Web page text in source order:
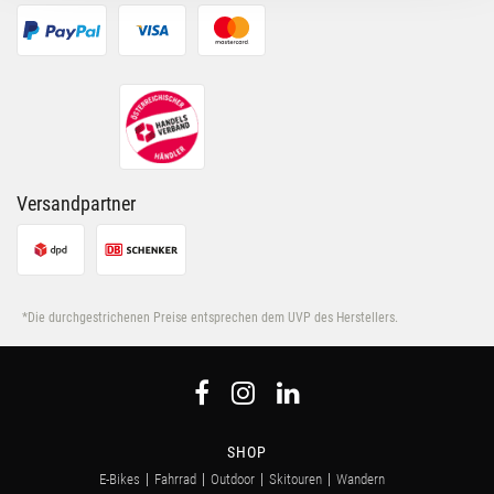
möglicherweise mit weiteren Daten zusammen, die Du
ihnen bereitgestellt hast oder die sie im Rahmen Deiner
Versandpartner
*Die durchgestrichenen Preise entsprechen dem UVP des Herstellers.
SHOP
E-Bikes Fahrrad Outdoor Skitouren Wandern